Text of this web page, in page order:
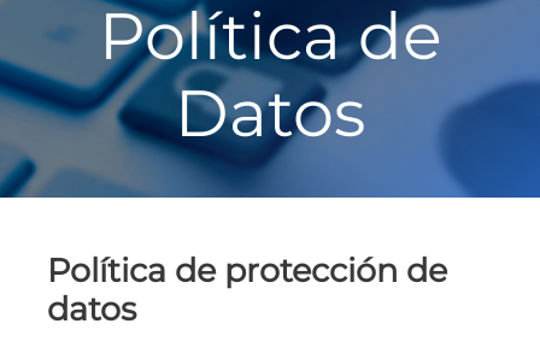
Política de
Datos
Política de protección de
datos